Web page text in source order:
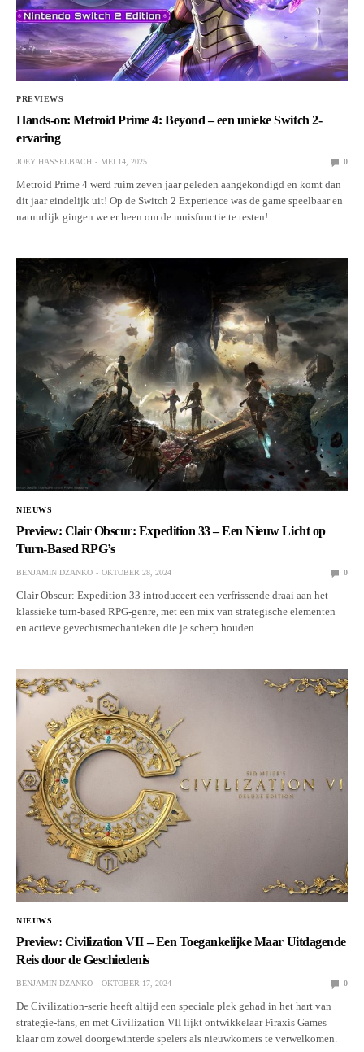
PREVIEWS
Hands-on: Metroid Prime 4: Beyond – een unieke Switch 2-
ervaring
JOEY HASSELBACH MEI 14, 2025 0
Metroid Prime 4 werd ruim zeven jaar geleden aangekondigd en komt dan
dit jaar eindelijk uit! Op de Switch 2 Experience was de game speelbaar en
natuurlijk gingen we er heen om de muisfunctie te testen!
NIEUWS
Preview: Clair Obscur: Expedition 33 – Een Nieuw Licht op
Turn-Based RPG’s
BENJAMIN DZANKO OKTOBER 28, 2024 0
Clair Obscur: Expedition 33 introduceert een verfrissende draai aan het
klassieke turn-based RPG-genre, met een mix van strategische elementen
en actieve gevechtsmechanieken die je scherp houden.
NIEUWS
Preview: Civilization VII – Een Toegankelijke Maar Uitdagende
Reis door de Geschiedenis
BENJAMIN DZANKO OKTOBER 17, 2024 0
De Civilization-serie heeft altijd een speciale plek gehad in het hart van
strategie-fans, en met Civilization VII lijkt ontwikkelaar Firaxis Games
klaar om zowel doorgewinterde spelers als nieuwkomers te verwelkomen.